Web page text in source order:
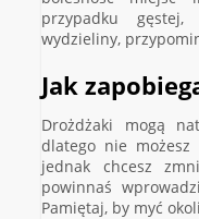
przypadku
wydzieliny,
Jak
Drożdżaki mogą
dlatego nie możesz
jednak chcesz
powinnaś
Pamiętaj, by myć